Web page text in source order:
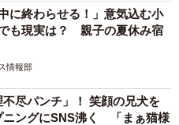
に終わらせる！」意気込む小
も現実は？ 親子の夏休み宿
情報部
尽パンチ」！ 笑顔の兄犬を
ニングにSNS沸く 「まぁ猫様